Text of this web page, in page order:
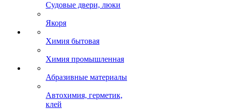
Судовые двери, люки
Якоря
Химия бытовая
Химия промышленная
Абразивные материалы
Автохимия, герметик,
клей